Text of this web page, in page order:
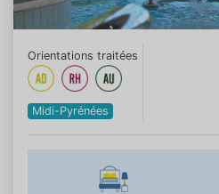
Orientations traitées
Midi-Pyrénées